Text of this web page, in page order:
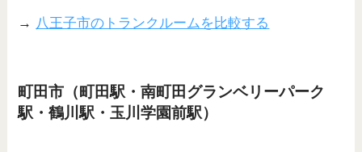
→ 八王子市のトランクルームを比較する
町田市（町田駅・南町田グランベリーパーク
駅・鶴川駅・玉川学園前駅）